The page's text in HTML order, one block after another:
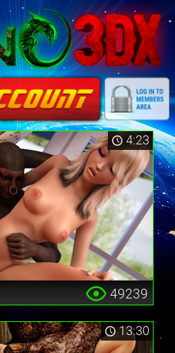
4:23
49239
13:30